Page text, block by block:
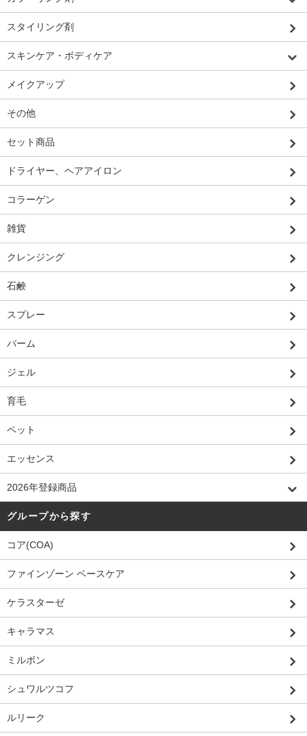
スタイリング剤
スキンケア・ボディケア
メイクアップ
その他
セット商品
ドライヤー、ヘアアイロン
コラーゲン
雑貨
クレンジング
石鹸
スプレー
バーム
ジェル
育毛
ペット
エッセンス
2026年登録商品
グループから探す
コア(COA)
ファインゾーン ベースケア
ケラスターゼ
キャラマス
ミルボン
シュワルツコフ
ルリーク